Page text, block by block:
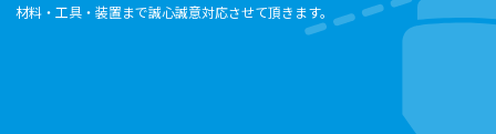
材料・工具・装置まで誠心誠意対応させて頂きます。